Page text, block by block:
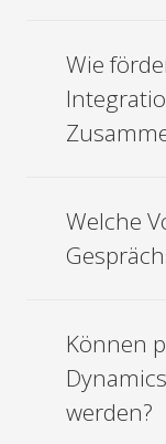
Wie
Welche
Können
werden?